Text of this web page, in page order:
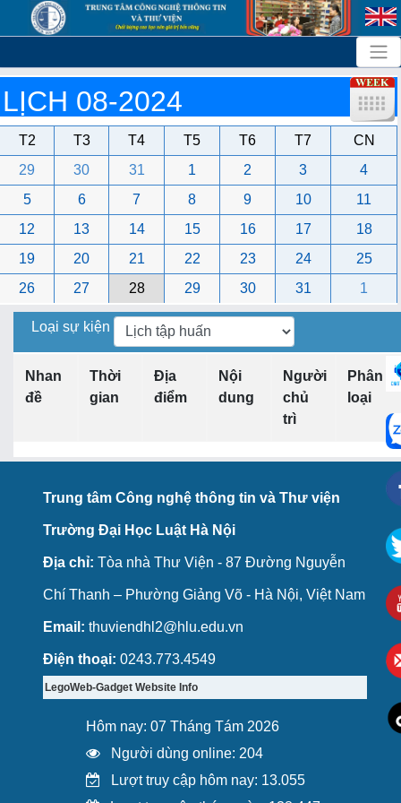
LỊCH 08-2024
T2 T3 T4 T5 T6 T7
CN
29
30 31 1 2 3
4
5
6 7 8 9 10
11
12
13 14 15 16 17
18
19
20 21 22 23 24
25
26
27 28 29 30 31 1
Loại sự kiện
Nhan
đề
Thời
gian
Địa
điểm
Nội
dung
Người
chủ
trì
Phân
loại
Trung tâm Công nghệ thông tin và Thư viện
Trường Đại Học Luật Hà Nội
Địa chỉ: Tòa nhà Thư Viện - 87 Đường Nguyễn
Chí Thanh – Phường Giảng Võ - Hà Nội, Việt Nam
Email: thuviendhl2@hlu.edu.vn
Điện thoại: 0243.773.4549
LegoWeb-Gadget Website Info
Hôm nay: 07 Tháng Tám 2026
Người dùng online: 204
Lượt truy cập hôm nay: 13.055